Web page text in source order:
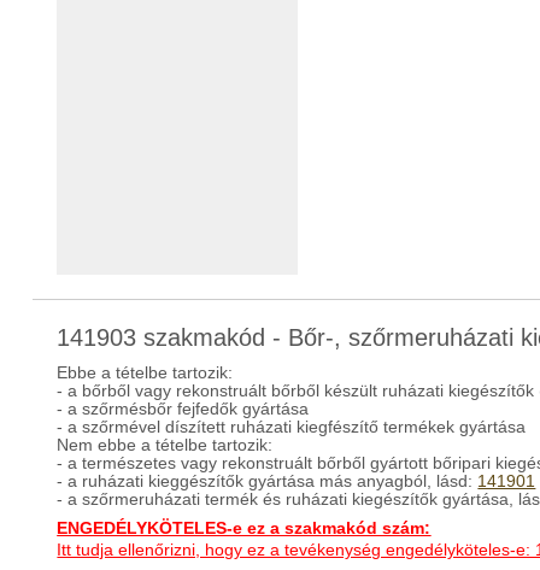
141903 szakmakód - Bőr-, szőrmeruházati
Ebbe a tételbe tartozik:
- a bőrből vagy rekonstruált bőrből készült ruházati
- a szőrmésbőr fejfedők gyártása
- a szőrmével díszített ruházati kiegfészítő termékek gyártása
Nem ebbe a tételbe tartozik:
- a természetes vagy rekonstruált bőrből gyártott bőripari
- a ruházati kieggészítők gyártása más anyagból, lásd: 141901
- a szőrmeruházati termék és ruházati kiegészítők gyártása,
ENGEDÉLYKÖTELES-e ez a szakmakód szám:
Itt tudja ellenőrizni, hogy ez a tevékenység engedélyköteles-e: